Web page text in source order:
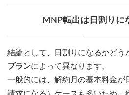
MNP転出は日割りに
結論として、日割りになるかどう
プランによって異なります。
一般的には、解約月の基本料金が